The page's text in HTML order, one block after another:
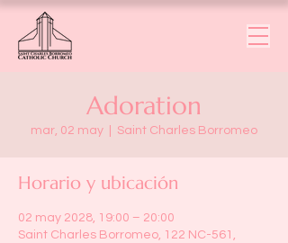
Adoration
mar, 02 may Saint Charles Borromeo
Horario y ubicación
02 may 2028, 19:00 – 20:00
Saint Charles Borromeo, 122 NC-561,